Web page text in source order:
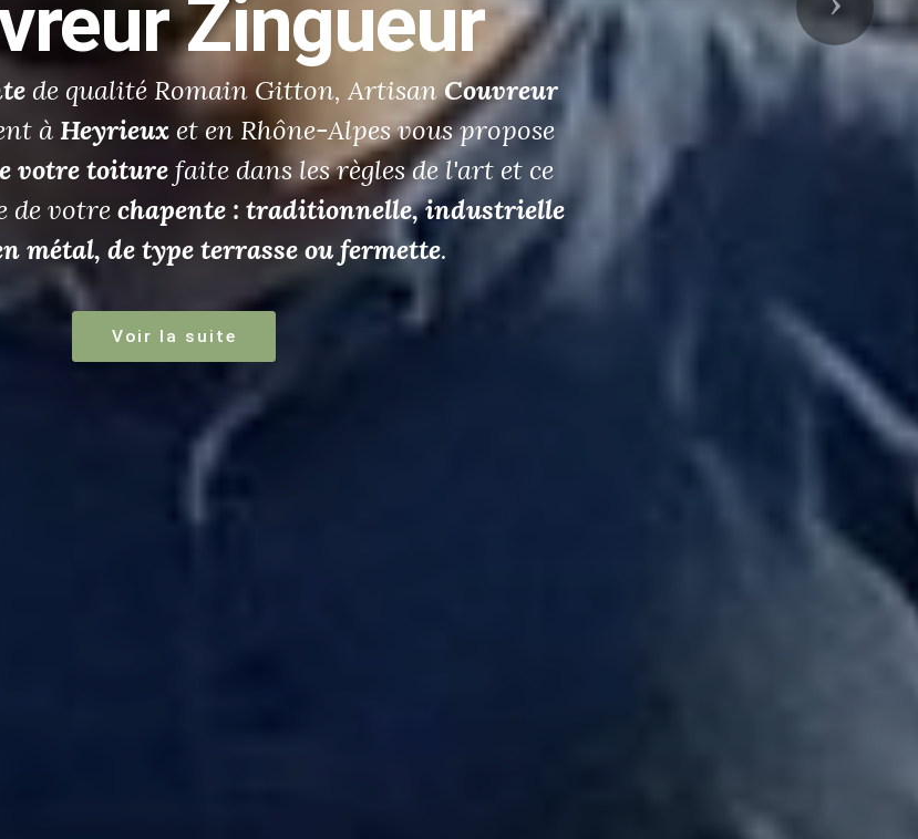
Charpentier
de la
Charpentier Couvreur-Zingueur
est un
il vous assure un travail de qualité dans la
Voir la suite
Suivant